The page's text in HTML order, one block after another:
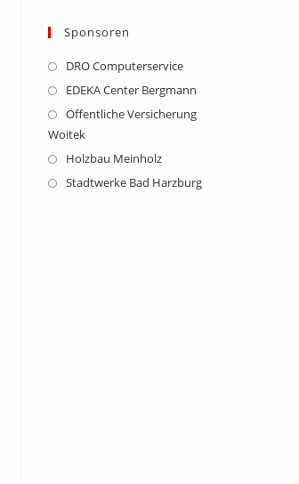
Sponsoren
DRO ComputerserviceOpens
in
a
EDEKA Center Bergmann
in
tab
Öffentliche Versicherung
Woitek
Holzbau MeinholzOpens
in
Stadtwerke Bad HarzburgOpens